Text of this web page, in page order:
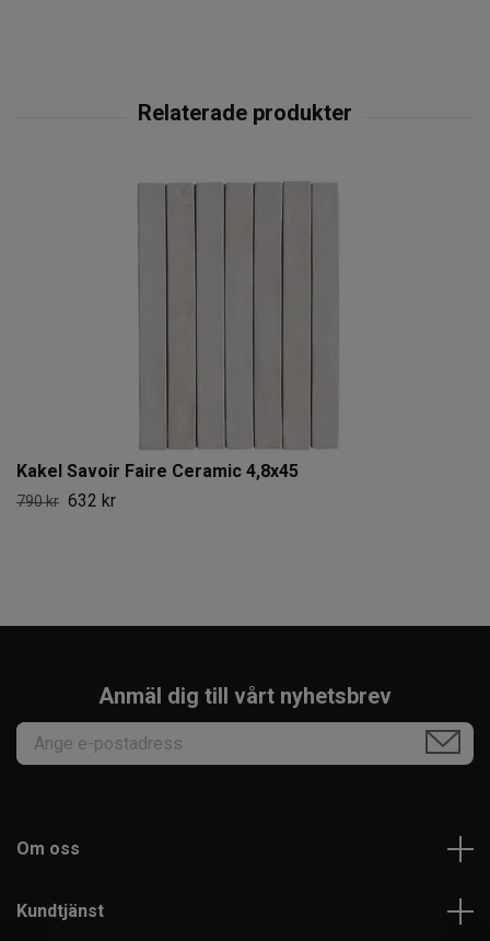
Kakel Savoir Faire Ceramic 4,8x45
790 kr 632 kr
Anmäl dig till vårt nyhetsbrev
Om oss
Kundtjänst